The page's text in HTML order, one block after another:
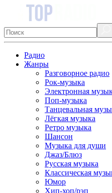
Радио
Жанры
Разговорное радио
Рок-музыка
Электронная
Поп-музыка
Танцевальная
Лёгкая музыка
Ретро музыка
Шансон
Музыка для души
Джаз/Блюз
Русская музыка
Классическая
Юмор
Хип-хоп/рэп